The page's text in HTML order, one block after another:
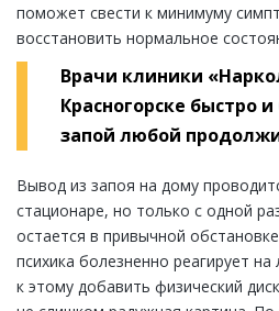
поможет свести к минимуму
восстановить нормальное
Врачи клиники
Красногорске быстро
запой любой
Вывод из запоя на дому
стационаре, но только с одной
остается в привычной
психика болезненно реагирует
к этому добавить физический